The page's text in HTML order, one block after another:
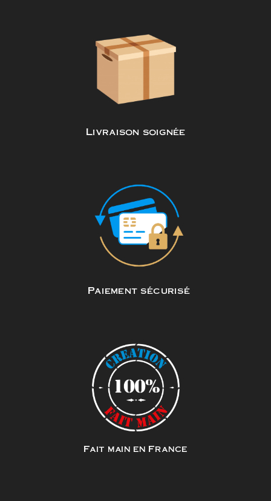
Livraison soignée
Paiement sécurisé
Fait main en France